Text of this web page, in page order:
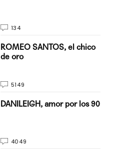
134
ROMEO SANTOS, el chico
de oro
5149
DANILEIGH, amor por los 90
4049